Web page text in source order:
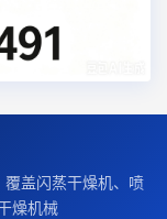
盖闪蒸干燥机、喷
燥机械